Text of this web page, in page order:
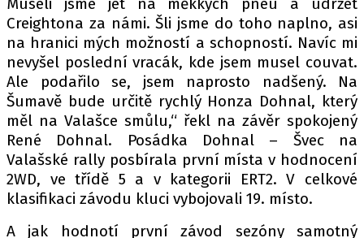
Creightona za námi. Šli jsme do toho naplno, asi
na hranici mých možností a schopností. Navíc mi
nevyšel poslední vracák, kde jsem musel couvat.
Ale podařilo se, jsem naprosto nadšený. Na
Šumavě bude určitě rychlý Honza Dohnal, který
měl na Valašce smůlu,“ řekl na závěr spokojený
René Dohnal. Posádka Dohnal – Švec na
Valašské rally posbírala první místa v hodnocení
2WD, ve třídě 5 a v kategorii ERT2. V celkové
klasifikaci závodu kluci vybojovali 19. místo.
A jak hodnotí první závod sezóny samotný